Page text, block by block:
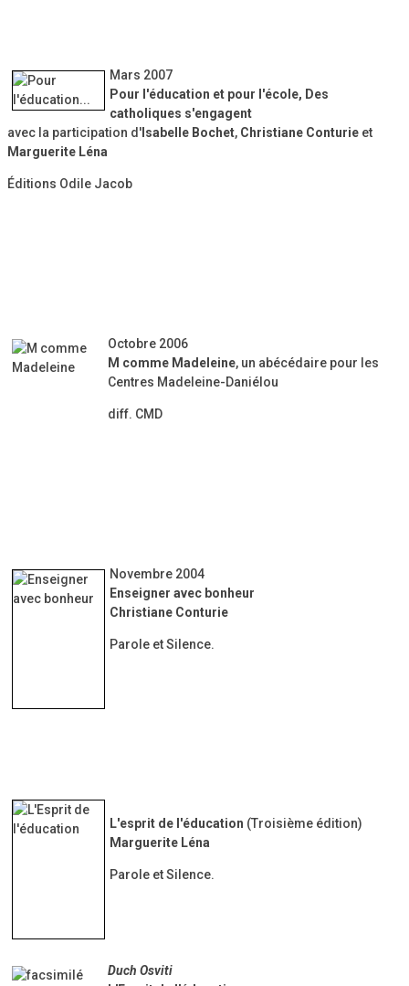
Mars 2007
Pour l'éducation et pour l'école, Des
catholiques s'engagent
avec la participation d' Isabelle Bochet, Christiane Conturie et
Marguerite Léna
Éditions Odile Jacob
Octobre 2006
M comme Madeleine, un abécédaire pour les
Centres Madeleine-Daniélou
diff. CMD
Novembre 2004
Enseigner avec bonheur
Christiane Conturie
Parole et Silence.
L'esprit de l'éducation (Troisième édition)
Marguerite Léna
Parole et Silence.
Duch Osviti